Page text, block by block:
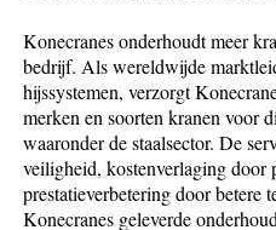
Konecranes onderhoudt meer
bedrijf. Als wereldwijde
hijssystemen, verzorgt
merken en soorten kranen voor
waaronder de staalsector. De
veiligheid, kostenverlaging door
prestatieverbetering door betere
Konecranes geleverde